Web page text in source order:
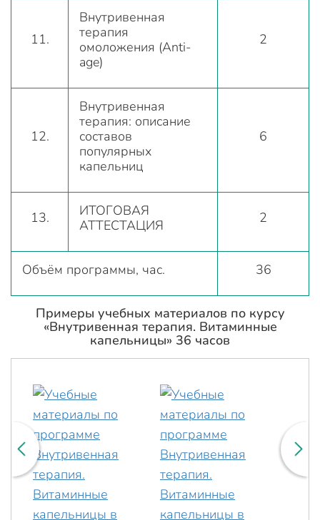
11.
Внутривенная
терапия
омоложения (Anti-
age)
2
12.
Внутривенная
терапия: описание
составов
популярных
капельниц
6
13.
ИТОГОВАЯ
АТТЕСТАЦИЯ
2
Объём программы, час. 36
Примеры учебных материалов по курсу
«Внутривенная терапия. Витаминные
капельницы» 36 часов